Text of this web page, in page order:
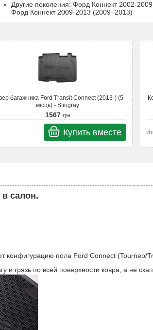
Другие поколения: Форд Коннект 2002-
Форд Коннект 2009-2013 (2009–2013)
Ford Transit Connect (2013-) (5
місць) - Stingray
1567 грн
Купить вместе
салон.
пола Ford Connect (Tourneo/
и грязь по всей поверхности ковра, а не